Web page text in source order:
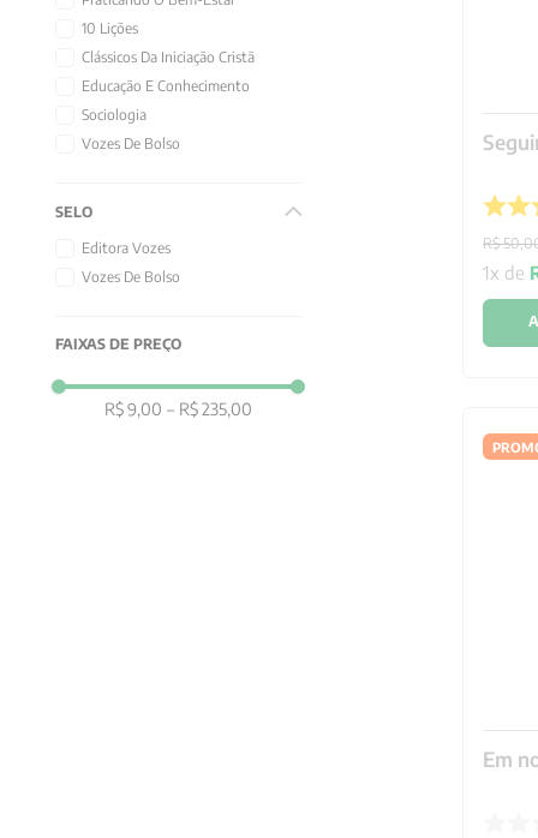
Henri Zerner
Henry David Thoreau
Henry E. Allison
Jan Pakulski
Luís Mauro Sá Martino
10 Lições
Clássicos Da Iniciação Cristã
Educação E Conhecimento
Sociologia
Vozes De Bolso
SELO
Editora Vozes
Vozes De Bolso
FAIXAS DE PREÇO
R$ 9,00 – R$ 235,00
R$ 50,
1x de
Em